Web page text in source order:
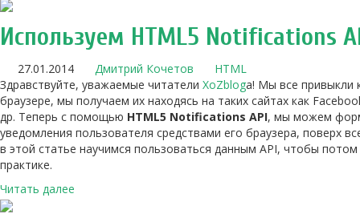
Используем HTML5 Notifications
27.01.2014 Дмитрий Кочетов
HTML
Здравствуйте, уважаемые читатели XoZbloga! Мы все привыкли
браузере, мы получаем их находясь на таких сайтах как
др. Теперь с помощью HTML5 Notifications API, мы можем
уведомления пользователя средствами его браузера, поверх
в этой статье научимся пользоваться данным API, чтобы
практике.
Читать далее